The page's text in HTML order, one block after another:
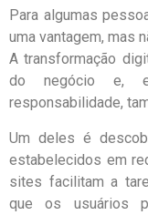
Para algumas
uma vantagem, mas
A transformação
do negócio e,
responsabilidade,
Um deles é
estabelecidos em
sites facilitam a
que os usuários